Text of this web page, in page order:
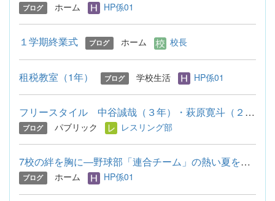
ブログ ホーム HP係01
１学期終業式 ブログ ホーム 校長
租税教室（1年） ブログ 学校生活 HP係01
フリースタイル 中谷誠哉（３年）・萩原寛斗（２年）３位入賞！
ブログ パブリック レスリング部
7校の絆を胸に―野球部「連合チーム」の熱い夏を応援してきました！
ブログ ホーム HP係01